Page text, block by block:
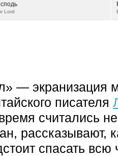
Lord
— экранизация
писателя
считались
рассказывают,
спасать всю